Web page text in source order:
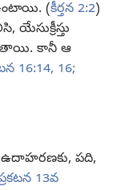
(కీర్తన 2:2)
యేసుక్రీస్తు
కానీ ఆ
16:14, 16;
ఉదాహరణకు, పది,
13వ